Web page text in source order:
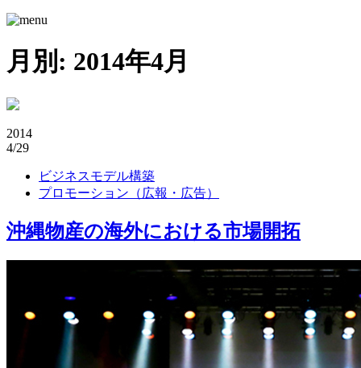
月別: 2014年4月
2014
4/29
ビジネスモデル構築
プロモーション（広報・広告）
沖縄物産の海外における市場開拓